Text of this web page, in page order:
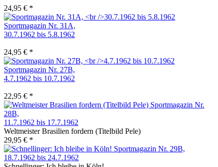
24,95 € *
Sportmagazin Nr. 31A,
30.7.1962 bis 5.8.1962
24,95 € *
Sportmagazin Nr. 27B,
4.7.1962 bis 10.7.1962
22,95 € *
Sportmagazin Nr.
28B,
11.7.1962 bis 17.7.1962
Weltmeister Brasilien fordern (Titelbild Pele)
29,95 € *
Sportmagazin Nr. 29B,
18.7.1962 bis 24.7.1962